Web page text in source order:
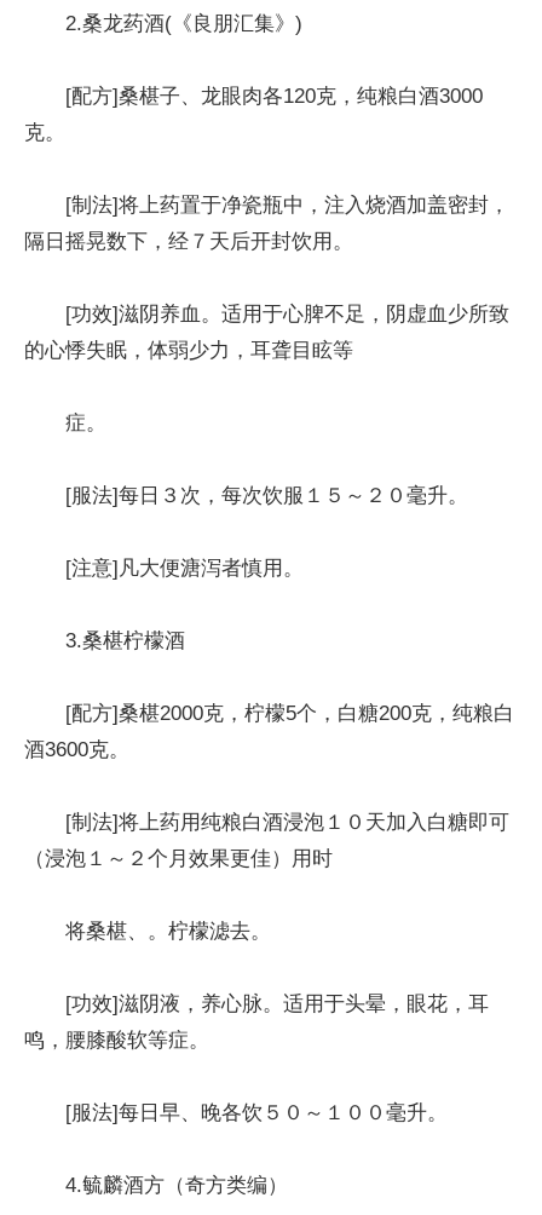
2.桑龙药酒(《良朋汇集》)
[配方]桑椹子、龙眼肉各120克，纯粮白酒3000
克。
[制法]将上药置于净瓷瓶中，注入烧酒加盖密封，
隔日摇晃数下，经７天后开封饮用。
[功效]滋阴养血。适用于心脾不足，阴虚血少所致
的心悸失眠，体弱少力，耳聋目眩等
症。
[服法]每日３次，每次饮服１５～２０毫升。
[注意]凡大便溏泻者慎用。
3.桑椹柠檬酒
[配方]桑椹2000克，柠檬5个，白糖200克，纯粮白
酒3600克。
[制法]将上药用纯粮白酒浸泡１０天加入白糖即可
（浸泡１～２个月效果更佳）用时
将桑椹、。柠檬滤去。
[功效]滋阴液，养心脉。适用于头晕，眼花，耳
鸣，腰膝酸软等症。
[服法]每日早、晚各饮５０～１００毫升。
4.毓麟酒方（奇方类编）